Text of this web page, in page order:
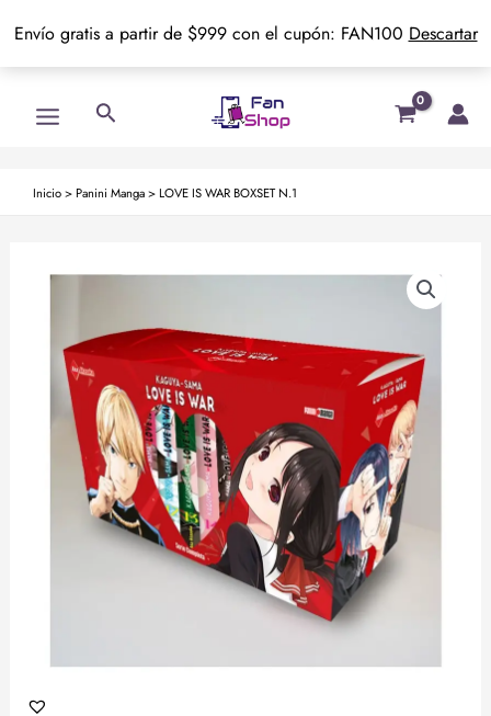
Envío gratis a partir de $999 con el cupón: FAN100 Descartar
Menu
Buscar
Inicio> Panini Manga> LOVE IS WAR BOXSET N.1